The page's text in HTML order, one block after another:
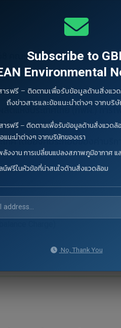
คณะกรรมการกำกับกิจการพ
าม (Third Party Access:
ตแห่งประเทศไทย (กฟผ.) กา
ป็นต่อการให้บริการระบบโคร
ทศ โดยองค์ประกอบของค่าบริ
Charge)
Subscribe to
Environmental
ารฟรี – ติดตามเพื่อรับข้อมูลด้านสิ่งแว
ถึงข่าวสารและข้อแนะนำต่างๆ จากบริษั
ารฟรี – ติดตามเพื่อรับข้อมูลด้านสิ่งแวดล้
แนะนำต่างๆ จากบริษัทของเรา
ลังงาน การเปลี่ยนแปลงสภาพภูมิอากาศ แ
น์ฟรีในหัวข้อที่น่าสนใจด้านสิ่งแวดล้อม
No, Thank You